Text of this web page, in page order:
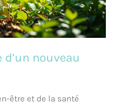
d’un nouveau
être et de la santé